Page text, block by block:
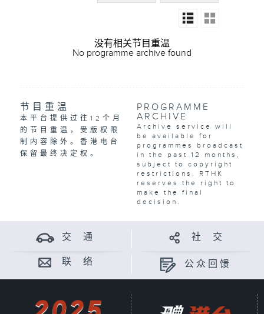
没有相关节目重温
No programme archive found
节目重温
本平台提供过往12个月
的节目重温，受版权限
制内容除外。香港电台
保留最终决定权。
PROGRAMME
ARCHIVE
Archive service will
be available for
programmes broadcast
in the past 12 months,
subject to copyright
restrictions. RTHK
reserves the right to
make the final
decision.
交 通 社 交
联 络 公众回馈